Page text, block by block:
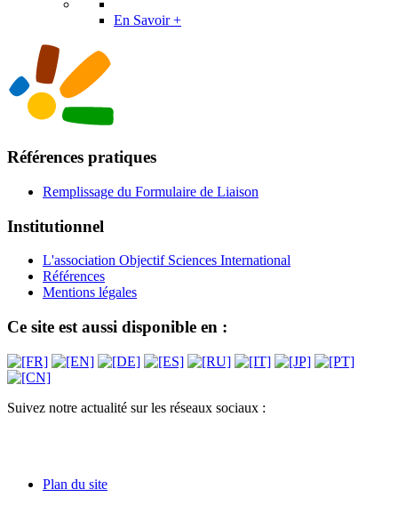
En Savoir +
Références pratiques
Remplissage du Formulaire de Liaison
Institutionnel
L'association Objectif Sciences International
Références
Mentions légales
Ce site est aussi disponible en :
Suivez notre actualité sur les réseaux sociaux :
Plan du site